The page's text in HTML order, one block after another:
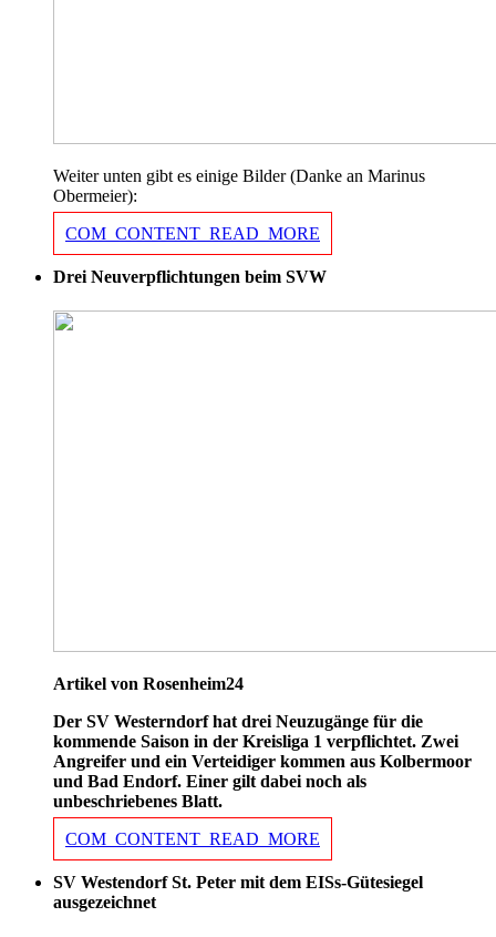
Weiter unten gibt es einige Bilder (Danke an Marinus
Obermeier):
COM_CONTENT_READ_MORE
Drei Neuverpflichtungen beim SVW
Artikel von Rosenheim24
Der SV Westerndorf hat drei Neuzugänge für die
kommende Saison in der Kreisliga 1 verpflichtet. Zwei
Angreifer und ein Verteidiger kommen aus Kolbermoor
und Bad Endorf. Einer gilt dabei noch als
unbeschriebenes Blatt.
COM_CONTENT_READ_MORE
SV Westendorf St. Peter mit dem EISs-Gütesiegel
ausgezeichnet